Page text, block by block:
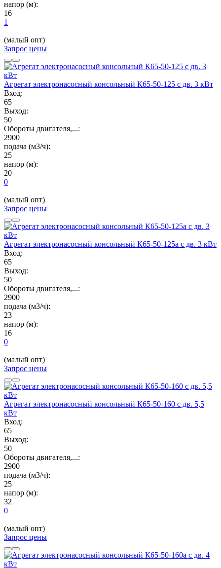
напор (м):
16
1
(малый опт)
Запрос цены
Агрегат электронасосный консольный К65-50-125 с дв. 3 кВт
Вход:
65
Выход:
50
Обороты двигателя,...:
2900
подача (м3/ч):
25
напор (м):
20
0
(малый опт)
Запрос цены
Агрегат электронасосный консольный К65-50-125а с дв. 3 кВт
Вход:
65
Выход:
50
Обороты двигателя,...:
2900
подача (м3/ч):
23
напор (м):
16
0
(малый опт)
Запрос цены
Агрегат электронасосный консольный К65-50-160 с дв. 5,5
кВт
Вход:
65
Выход:
50
Обороты двигателя,...:
2900
подача (м3/ч):
25
напор (м):
32
0
(малый опт)
Запрос цены